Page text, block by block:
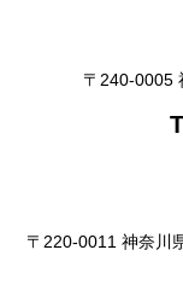
〒240-0005
〒220-0011 神奈川